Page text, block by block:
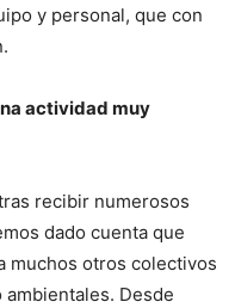
y personal, que con
actividad muy
recibir numerosos
dado cuenta que
muchos otros colectivos
Desde